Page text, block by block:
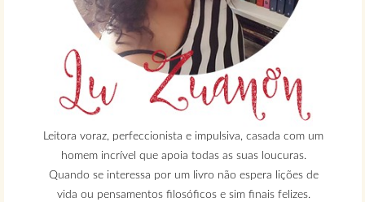
Leitora voraz, perfeccionista e impulsiva, casada com um
homem incrível que apoia todas as suas loucuras.
Quando se interessa por um livro não espera lições de
vida ou pensamentos filosóficos e sim finais felizes.